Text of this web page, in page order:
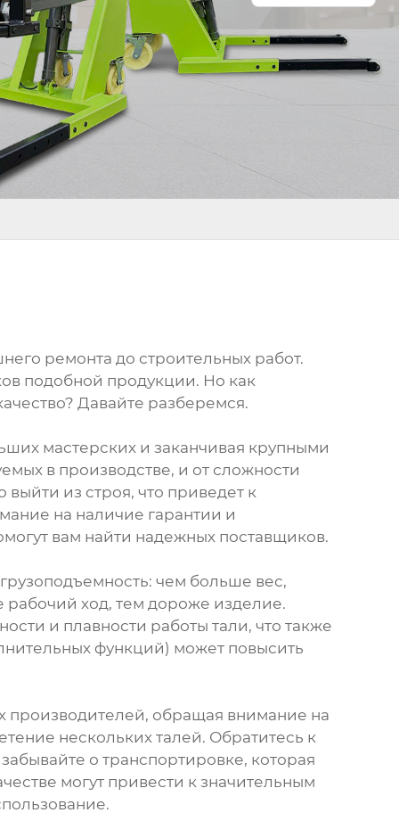
ремонта до строительных работ.
подобной продукции. Но как
Давайте разберемся.
мастерских и заканчивая крупными
в производстве, и от сложности
из строя, что приведет к
на наличие гарантии и
вам найти надежных поставщиков.
чем больше вес,
рабочий ход, тем дороже изделие.
и плавности работы тали, что также
функций) может повысить
производителей, обращая внимание на
нескольких талей. Обратитесь к
о транспортировке, которая
могут привести к значительным